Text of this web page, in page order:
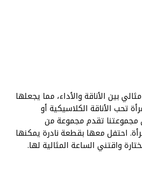
بين الأناقة والأداء، مما يجعلها
تحب الأناقة الكلاسيكية أو
مجموعتنا تقدم مجموعة من
احتفل معها بقطعة نادرة يمكنها
واقتني الساعة المثالية لها.